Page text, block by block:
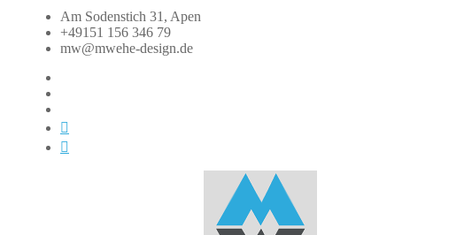
springen
Am Sodenstich 31, Apen
+49151 156 346 79
mw@mwehe-design.de